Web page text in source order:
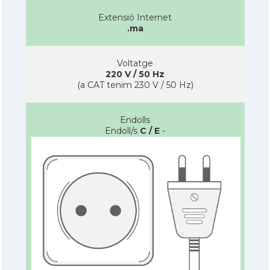
Extensió Internet
.ma
Voltatge
220 V / 50 Hz
(a CAT tenim 230 V / 50 Hz)
Endolls
Endoll/s C / E -